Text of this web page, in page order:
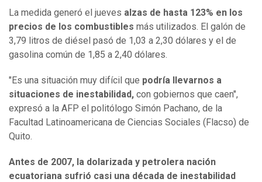
La medida generó el jueves alzas de hasta 123% en los
precios de los combustibles más utilizados. El galón de
3,79 litros de diésel pasó de 1,03 a 2,30 dólares y el de
gasolina común de 1,85 a 2,40 dólares.
"Es una situación muy difícil que podría llevarnos a
situaciones de inestabilidad, con gobiernos que caen",
expresó a la AFP el politólogo Simón Pachano, de la
Facultad Latinoamericana de Ciencias Sociales (Flacso) de
Quito.
Antes de 2007, la dolarizada y petrolera nación
ecuatoriana sufrió casi una década de inestabilidad